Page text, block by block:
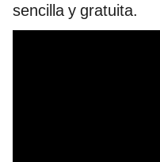
sencilla y gratuita.